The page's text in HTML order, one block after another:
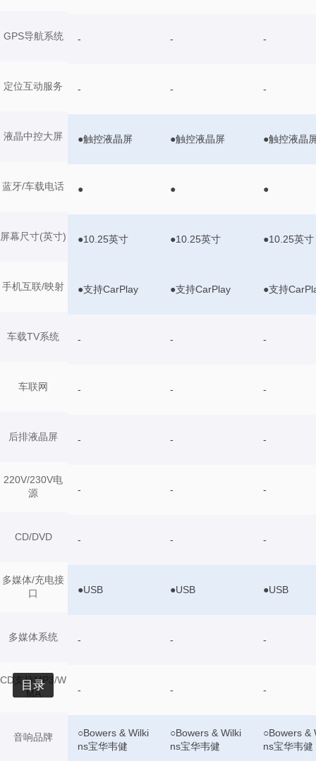
GPS导航系统
定位互动服务
液晶中控大屏
蓝牙/车载电话
屏幕尺寸(英寸)
手机互联/映射
车载TV系统
车联网
后排液晶屏
220V/230V电
源
CD/DVD
多媒体/充电接
口
多媒体系统
CD支持MP3/W
MA
音响品牌
- - -
- - -
●触控液晶屏 ●触控液晶屏 ●触控液晶
● ● ●
●10.25英寸 ●10.25英寸 ●10.25英寸
●支持CarPlay ●支持CarPlay ●支持
- - -
- - -
- - -
- - -
- - -
●USB ●USB ●USB
- - -
- - -
○Bowers & Wilki
ns宝华韦健
○Bowers & Wilki
ns宝华韦健
○Bowers &
ns宝华韦健
目录